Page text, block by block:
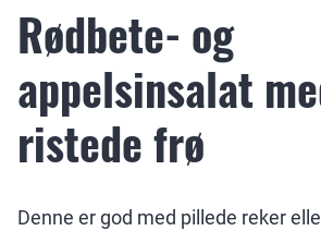
Rødbete- og
appelsinsalat
ristede frø
Denne er god med pillede reker